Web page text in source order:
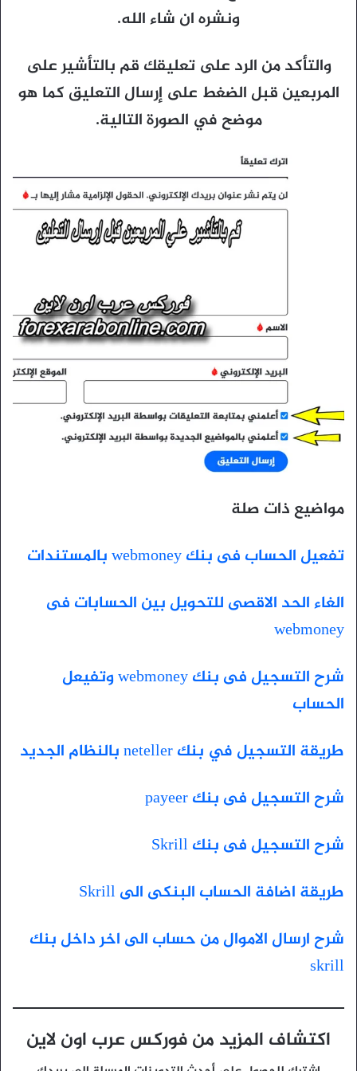
ونشره ان شاء الله.
والتأكد من الرد على تعليقك قم بالتأشير على
المربعين قبل الضغط على إرسال التعليق كما هو
موضح في الصورة التالية.
مواضيع ذات صلة
تفعيل الحساب فى بنك webmoney بالمستندات
الغاء الحد الاقصى للتحويل بين الحسابات فى
webmoney
شرح التسجيل فى بنك webmoney وتفيعل
الحساب
طريقة التسجيل في بنك neteller بالنظام الجديد
شرح التسجيل فى بنك payeer
شرح التسجيل فى بنك Skrill
طريقة اضافة الحساب البنكى الى Skrill
شرح ارسال الاموال من حساب الى اخر داخل بنك
skrill
اكتشاف المزيد من فوركس عرب اون لاين